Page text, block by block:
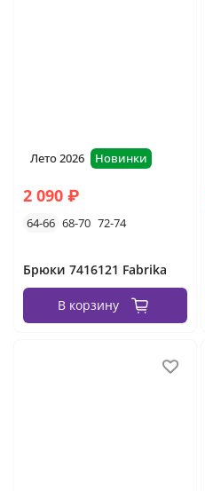
Лето 2026 Новинки
2 090 ₽
64-66 68-70 72-74
Брюки 7416121 Fabrika
В корзину